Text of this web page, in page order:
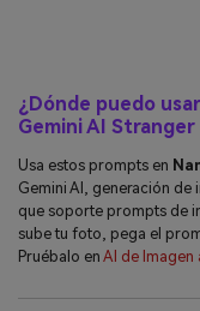
¿Dónde puedo
Gemini AI Stranger
Usa estos prompts en
Gemini AI, generación de
que soporte prompts de
sube tu foto, pega el
Pruébalo en AI de Imagen